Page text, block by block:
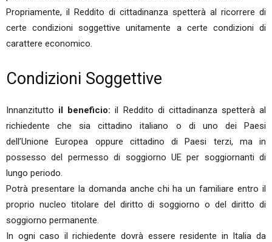
Propriamente, il Reddito di cittadinanza spetterà al ricorrere di
certe condizioni soggettive unitamente a certe condizioni di
carattere economico.
Condizioni Soggettive
Innanzitutto il beneficio: il Reddito di cittadinanza spetterà al
richiedente che sia cittadino italiano o di uno dei Paesi
dell’Unione Europea oppure cittadino di Paesi terzi, ma in
possesso del permesso di soggiorno UE per soggiornanti di
lungo periodo.
Potrà presentare la domanda anche chi ha un familiare entro il
proprio nucleo titolare del diritto di soggiorno o del diritto di
soggiorno permanente.
In ogni caso il richiedente dovrà essere residente in Italia da